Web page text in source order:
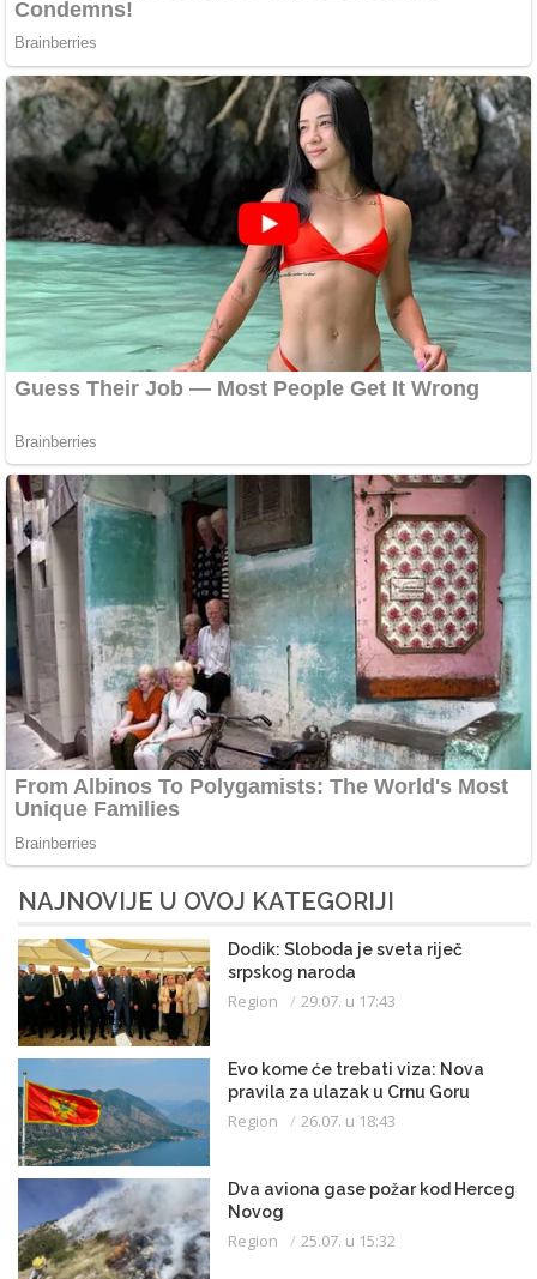
NAJNOVIJE U OVOJ KATEGORIJI
Dodik: Sloboda je sveta riječ
srpskog naroda
Region 29.07. u 17:43
Evo kome će trebati viza: Nova
pravila za ulazak u Crnu Goru
Region 26.07. u 18:43
Dva aviona gase požar kod Herceg
Novog
Region 25.07. u 15:32